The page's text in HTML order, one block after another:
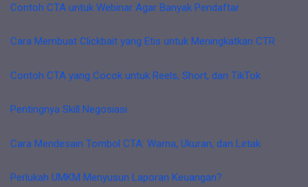
Contoh CTA untuk Webinar Agar Banyak Pendaftar
Cara Membuat Clickbait yang Etis untuk Meningkatkan CTR
Contoh CTA yang Cocok untuk Reels, Short, dan TikTok
Pentingnya Skill Negosiasi
Cara Mendesain Tombol CTA: Warna, Ukuran, dan Letak
Perlukah UMKM Menyusun Laporan Keuangan?